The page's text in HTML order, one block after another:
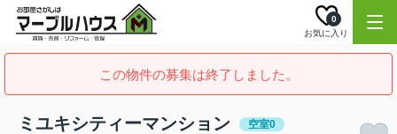
お気に入り
0
この物件の募集は終了しました。
ミユキシティーマンション 空室0